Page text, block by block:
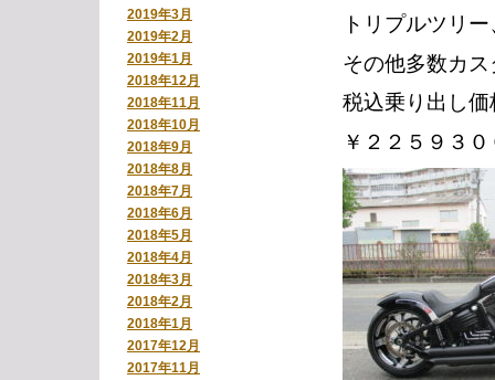
2019年3月
2019年2月
2019年1月
2018年12月
2018年11月
2018年10月
2018年9月
2018年8月
2018年7月
2018年6月
2018年5月
2018年4月
2018年3月
2018年2月
2018年1月
2017年12月
2017年11月
トリプルツリ
その他多数カス
税込乗り出し価
￥２２５９３０